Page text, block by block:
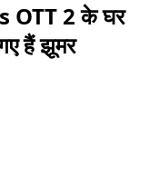
OTT 2 के घर
हैं झूमर